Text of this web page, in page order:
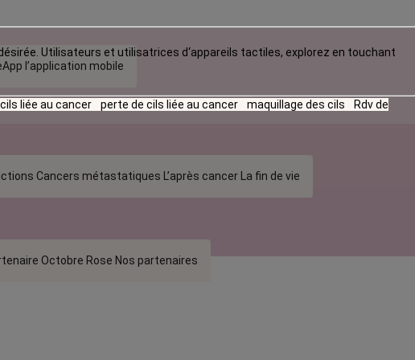
l’application mobile
Cancers métastatiques L’après cancer La fin de vie
Octobre Rose Nos partenaires
Utilisateurs et utilisatrices d‘appareils tactiles, explorez en touchant
liée au cancer perte de cils liée au cancer maquillage des cils
Rdv de